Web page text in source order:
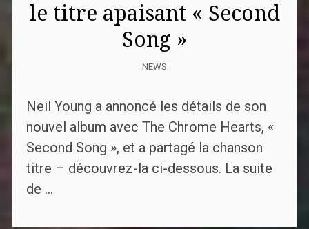
le titre apaisant « Second
Song »
NEWS
Neil Young a annoncé les détails de son
nouvel album avec The Chrome Hearts, «
Second Song », et a partagé la chanson
titre – découvrez-la ci-dessous. La suite
de ...